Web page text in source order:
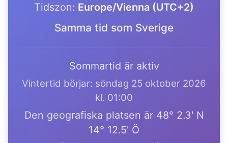
Tidszon: Europe/Vienna (UTC+2)
Samma tid som Sverige
Sommartid är aktiv
Vintertid börjar: söndag 25 oktober 2026
kl. 01:00
Den geografiska platsen är 48° 2.3' N
14° 12.5' Ö